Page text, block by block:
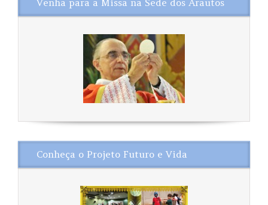
Conheça o Projeto Futuro e Vida